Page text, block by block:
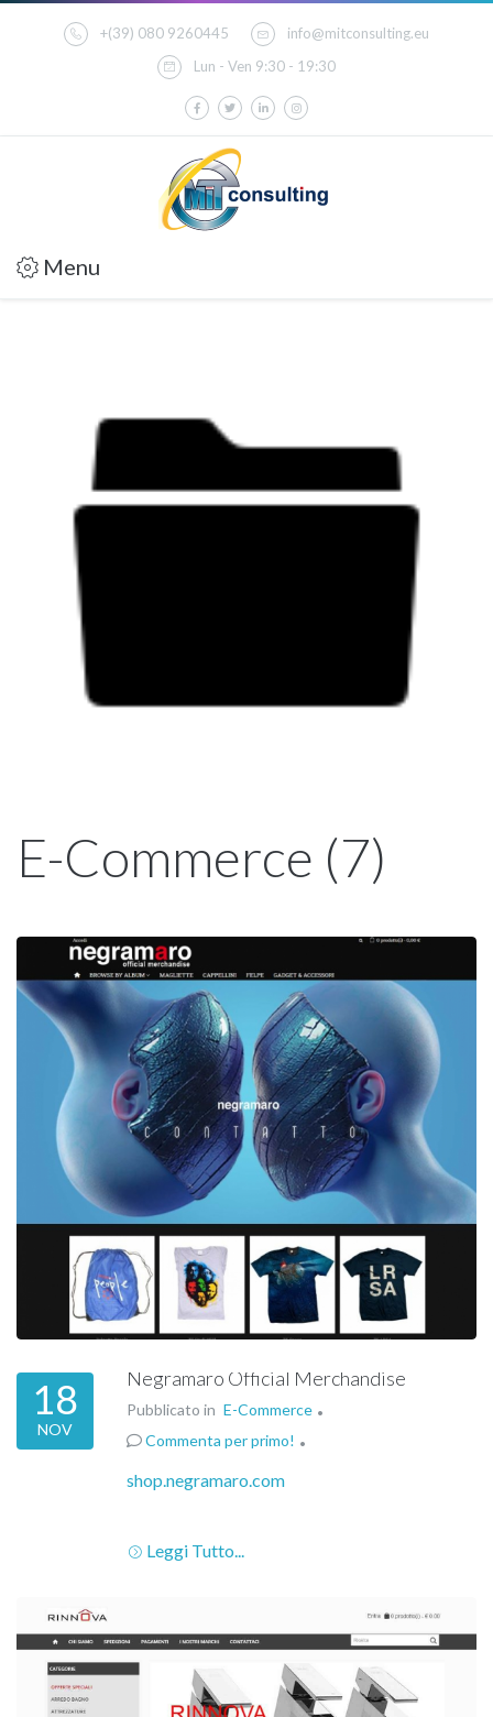
+(39) 080 9260445
info@mitconsulting.eu
Lun - Ven 9:30 - 19:30
Menu
E-Commerce (7)
18
NOV
Negramaro Official Merchandise
Pubblicato in E-Commerce
Commenta per primo!
shop.negramaro.com
Leggi Tutto...